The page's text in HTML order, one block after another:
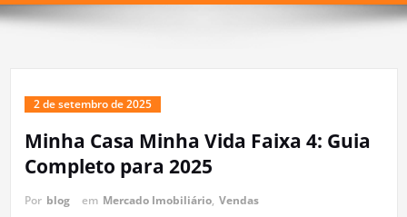
2 de setembro de 2025
Minha Casa Minha Vida Faixa 4: Guia
Completo para 2025
Por blog em Mercado Imobiliário, Vendas